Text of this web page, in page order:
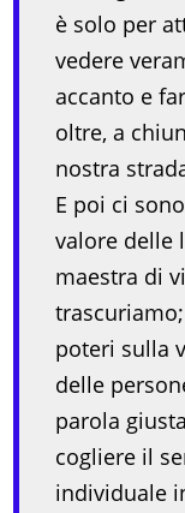
è solo per
vedere
accanto e
oltre, a
nostra
E poi ci
valore delle
maestra di
trascuriamo;
poteri sulla
delle
parola
cogliere il
individuale